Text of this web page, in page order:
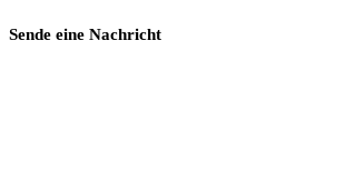
Sende eine Nachricht